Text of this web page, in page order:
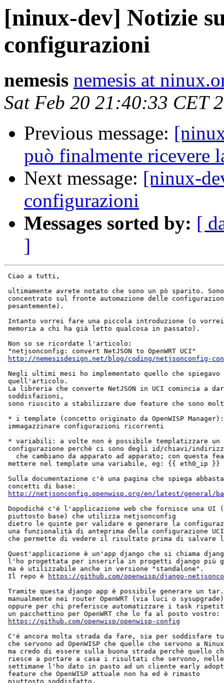
[ninux-dev] Notizie
configurazioni
nemesis nemesis at
Sat Feb 20 21:40:33 CET
Previous message:
può finalmente ricevere
Next message: [ninux-
configurazioni
Messages sorted by: [
]
Ciao a tutti,
ultimamente avrete notato che sono un pò sparito.
concentrato sul fronte automazione delle
pesantemente).
Intanto vorrei fare una piccola introduzione (o
memoria a chi ha già letto qualcosa in passato).
Non so se ricordate l'articolo:
"netjsonconfig: convert NetJSON to OpenWRT UCI"
http://nemesisdesign.net/blog/coding/netjsonconfig-
Negli ultimi mesi ho implementato quello che
quell'articolo.
La libreria che converte NetJSON in UCI comincia a
soddisfazioni,
sono riuscito a stabilizzare due feature che sono
* i template (concetto originato da OpenWISP
immagazzinare configurazioni ricorrenti
* variabili: a volte non è possibile templatizzare un
configurazione perchè ci sono degli id/chiavi/
che cambiano da apparato ad apparato; con questa
mettere nel template una variabile, eg: {{ eth0_ip }}
Sulla documentazione c'è una pagina che spiega
concetti di base:
http://netjsonconfig.openwisp.org/en/latest/general/
Dopodichè c'è l'applicazione web che fornisce una UI
piuttosto base) che utilizza netjsonconfig
dietro le quinte per validare e generare la
una funzionalità di anteprima della configurazione UCI
che permette di vedere il risultato prima di salvare
Quest'applicazione è un'app django che si chiama
l'ho progettata per inserirla in progetti django più
ma è utilizzabile anche in versione "standalone".
Il repo è
https://github.com/openwisp/django-
Tramite questa django app è possibile generare un
manualmente nei router OpenWRT (via luci o
oppure per chi preferisce automatizzare i task
un pacchettino per OpenWRT che lo fa al posto vostro:
https://github.com/openwisp/openwisp-config
C'è ancora molta strada da fare, sia per soddisfare
che servono ad OpenWISP che quelle che servono a
ma credo di essere sulla buona strada perchè quello
riesce a portare a casa i risultati che servono,
settimane l'ho dato in pasto ad un cliente early
feature che OpenWISP attuale non ha ed è rimasto
piuttosto soddisfatto.